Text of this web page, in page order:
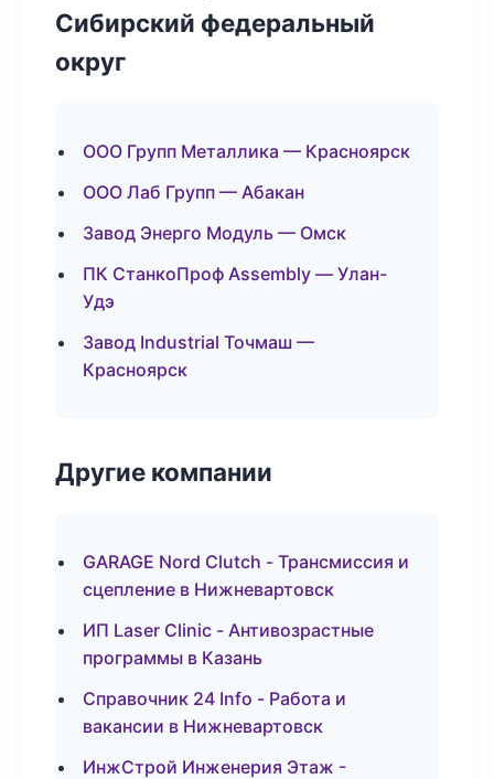
Сибирский федеральный
округ
ООО Групп Металлика — Красноярск
ООО Лаб Групп — Абакан
Завод Энерго Модуль — Омск
ПК СтанкоПроф Assembly — Улан-
Удэ
Завод Industrial Точмаш —
Красноярск
Другие компании
GARAGE Nord Clutch - Трансмиссия и
сцепление в Нижневартовск
ИП Laser Clinic - Антивозрастные
программы в Казань
Справочник 24 Info - Работа и
вакансии в Нижневартовск
ИнжСтрой Инженерия Этаж -